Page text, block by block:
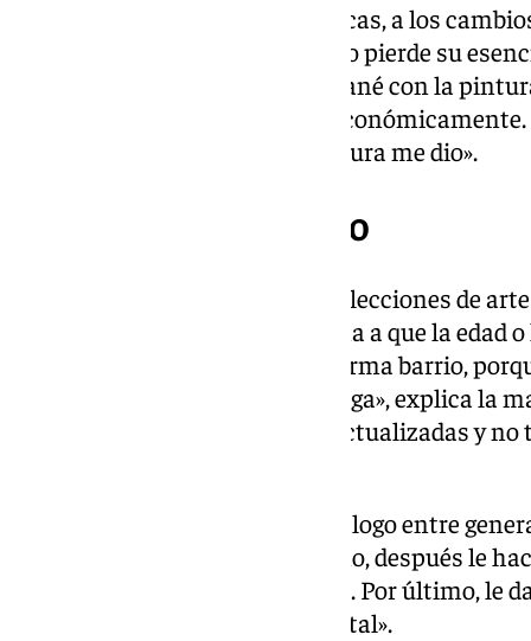
Pese a las dificultades económicas, a los
ha ido quitando piezas, David no pierde su
un caballito dibujado. «Lo que gané con la
como para crecer muchísimo
conformarme con lo que la pintura me dio».
La ‘tablet’ como lienzo
Las clases de Sara son más que lecciones de
barrio, de gente que no se resigna a que la
dejen atrás. «También es una forma barrio,
y los comercios de aquí, de Málaga», explica la
personas mayores estén más actualizadas y
Con David, las clases son un diálogo entre
David hace la ilustración a mano, después le
todas las cosas que le interesan. Por último, le
un programa de ilustración digital».